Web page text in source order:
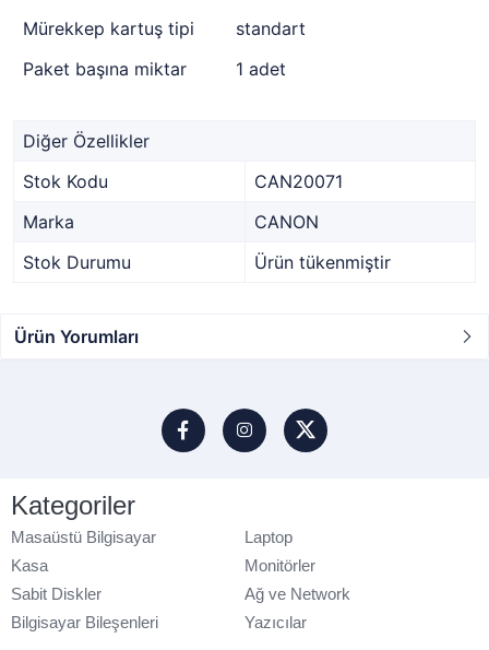
Mürekkep kartuş tipi
standart
Paket başına miktar
1 adet
Diğer Özellikler
Stok Kodu
CAN20071
Marka
CANON
Stok Durumu
Ürün tükenmiştir
Ürün Yorumları
Kategoriler
Masaüstü Bilgisayar
Laptop
Kasa
Monitörler
Sabit Diskler
Ağ ve Network
Bilgisayar Bileşenleri
Yazıcılar